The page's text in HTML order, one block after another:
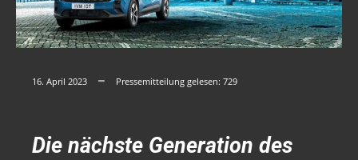
16. April 2023 Pressemitteilung gelesen: 729
Die nächste Generation des